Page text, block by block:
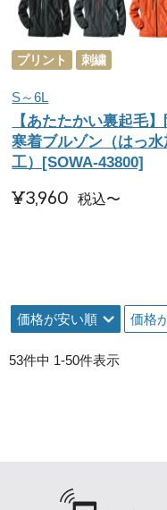
プリント 刺繍
S～6L
【あたたかい裏起毛
寒着ブルゾン（はっ水
工）[SOWA-43800]
¥3,960 税込〜
価格が安い順 価格
53件中 1-50件表示